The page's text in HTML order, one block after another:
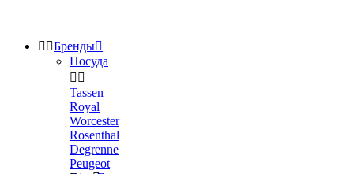
 Бренды
Посуда
 
Tassen
Royal
Worcester
Rosenthal
Degrenne
Peugeot